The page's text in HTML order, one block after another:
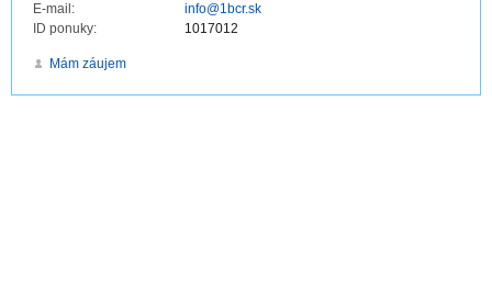
E-mail:
info@1bcr.sk
ID ponuky:
1017012
Mám záujem